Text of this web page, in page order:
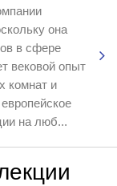
она
в сфере
вековой опыт
комнат и
на люб...